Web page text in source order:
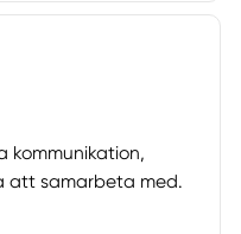
kommunikation,
att samarbeta med.